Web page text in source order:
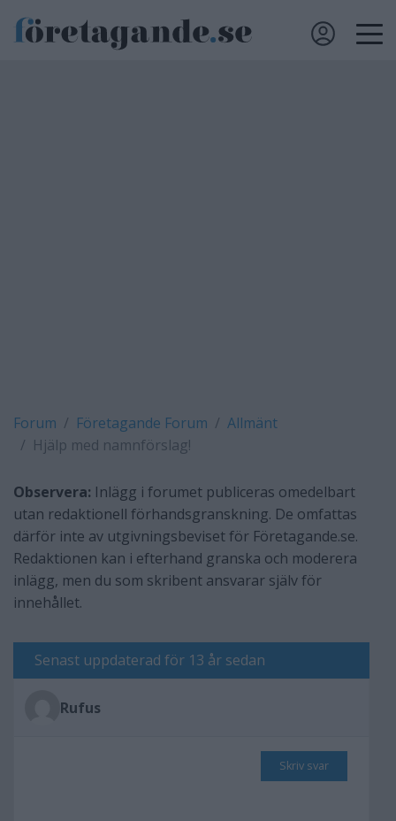
Forum Företagande Forum
Allmänt
Hjälp med namnförslag!
Observera: Inlägg i forumet publiceras omedelbart
utan redaktionell förhandsgranskning. De omfattas
därför inte av utgivningsbeviset för Företagande.se.
Redaktionen kan i efterhand granska och moderera
inlägg, men du som skribent ansvarar själv för
innehållet.
Senast uppdaterad för 13 år sedan
Rufus
Skriv svar